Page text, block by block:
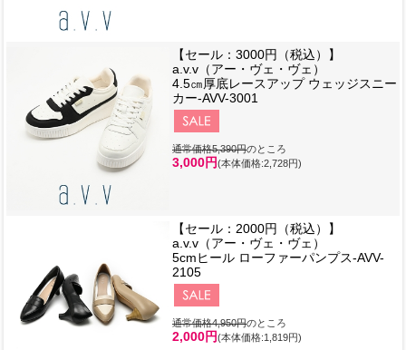
【セール：3000円（税込）】
a.v.v（アー・ヴェ・ヴェ）
4.5㎝厚底レースアップ ウェッジスニー
カー-AVV-3001
通常価格5,390円のところ
3,000円(本体価格:2,728円)
【セール：2000円（税込）】
a.v.v（アー・ヴェ・ヴェ）
5cmヒール ローファーパンプス-AVV-
2105
通常価格4,950円のところ
2,000円(本体価格:1,819円)